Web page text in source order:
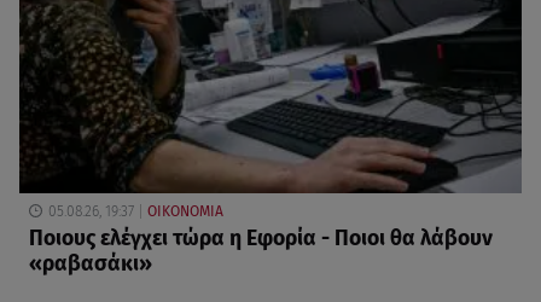
05.08.26, 19:37 ΟΙΚΟΝΟΜΙΑ
Ποιους ελέγχει τώρα η Εφορία - Ποιοι θα λάβουν
«ραβασάκι»